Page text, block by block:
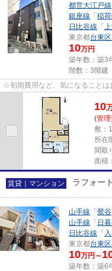
都営大江戸線
銀座線 「稲
日比谷線 「
東京都台東区
10万円
築年数：築3
階数：3階建
☆初期費用など、気になること
10
(管
敷：
所在
間取
面積
賃貸｜マンション ラフォー
山手線 「鶯谷
山手線 「 日
日比谷線 「
東京都台東区
10万円～
築年数：築6